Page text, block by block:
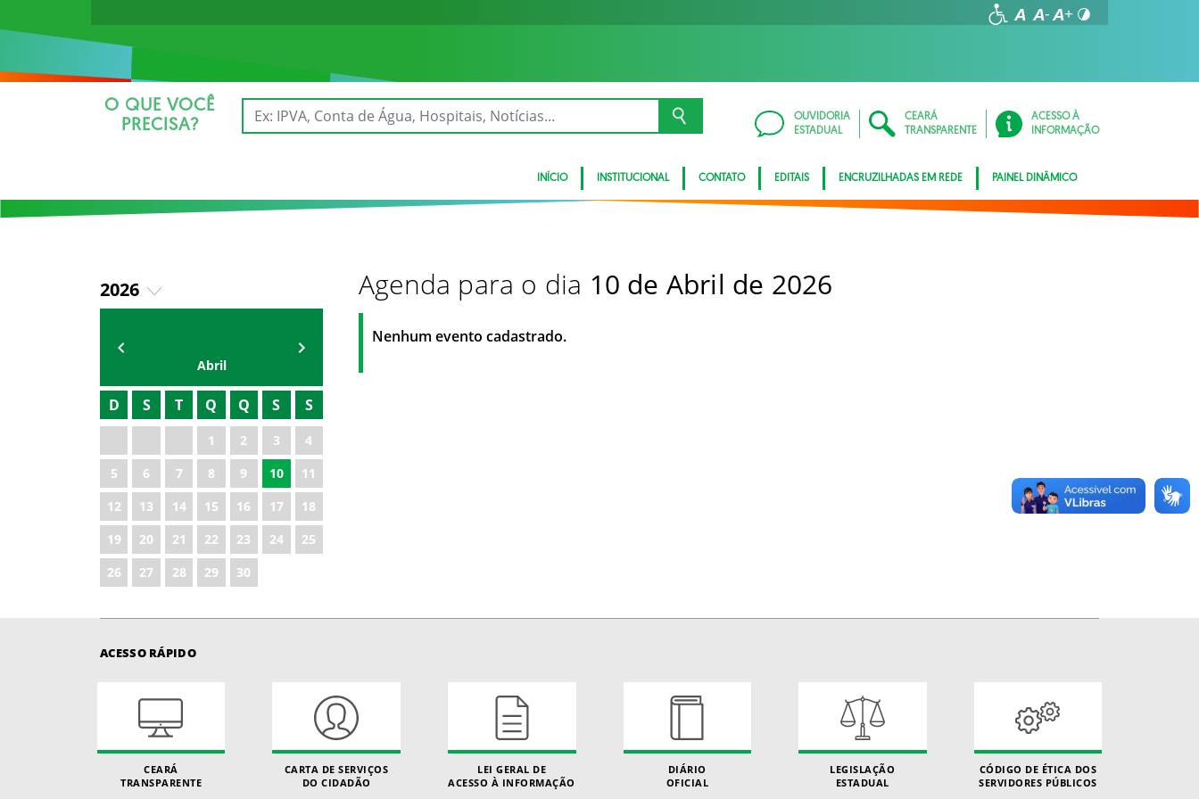
O QUE VOCÊ
PRECISA?
OUVIDORIA
ESTADUAL
CEARÁ
TRANSPARENTE
ACESSO À
INFORMAÇÃO
INÍCIO INSTITUCIONAL CONTATO EDITAIS ENCRUZILHADAS EM REDE PAINEL DINÂMICO
2026
Abril
D S T Q Q S S
1 2 3
4
5
6 7 8 9 10
11
12
13 14 15 16 17
18
19
20 21 22 23 24
25
26
27 28 29 30
Agenda para o dia 10 de Abril de 2026
Nenhum evento cadastrado.
ACESSO RÁPIDO
CEARÁ
TRANSPARENTE
CARTA DE SERVIÇOS
DO CIDADÃO
LEI GERAL DE
ACESSO À INFORMAÇÃO
DIÁRIO
OFICIAL
LEGISLAÇÃO
ESTADUAL
CÓDIGO DE ÉTICA DOS
SERVIDORES PÚBLICOS